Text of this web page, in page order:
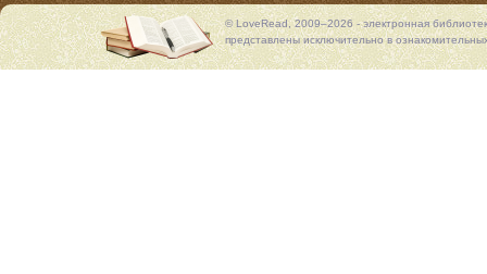
© LoveRead, 2009–2026 - электронная
представлены исключительно в